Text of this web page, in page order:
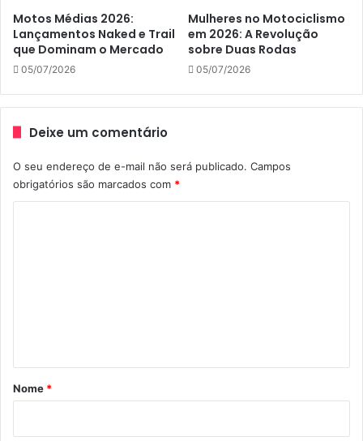
Motos Médias 2026:
Lançamentos Naked e Trail
que Dominam o Mercado
05/07/2026
Mulheres no Motociclismo
em 2026: A Revolução
sobre Duas Rodas
05/07/2026
Deixe um comentário
O seu endereço de e-mail não será publicado. Campos
obrigatórios são marcados com *
rNome *